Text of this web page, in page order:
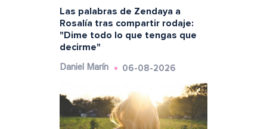
Las palabras de Zendaya a
Rosalía tras compartir rodaje:
"Dime todo lo que tengas que
decirme"
Daniel Marín 06-08-2026